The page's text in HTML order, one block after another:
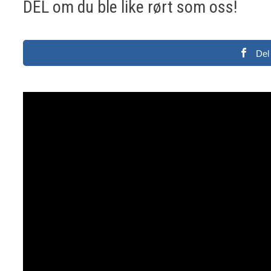
DEL om du ble like rørt som oss!